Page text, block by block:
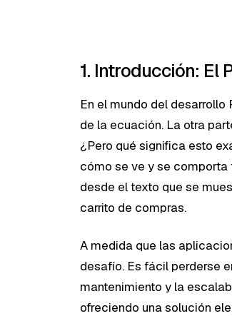
1. Introducción: El
En el mundo del
de la ecuación. La otra
¿Pero qué significa esto
cómo se ve y se comporta
desde el texto que se
carrito de compras.
A medida que las
desafío. Es fácil perderse
mantenimiento y la
ofreciendo una solución